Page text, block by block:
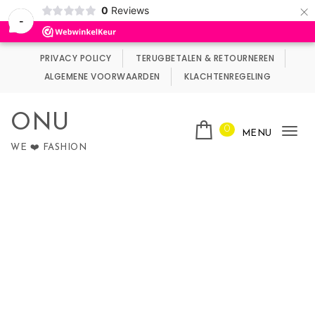
-
0 Reviews ×
Wij maken gebruik van cookies.
PRIVACY POLICY
TERUGBETALEN & RETOURNEREN
ALGEMENE VOORWAARDEN
KLACHTENREGELING
ONU
WE ❤️ FASHION
0 MENU